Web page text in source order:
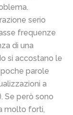
serio
frequenze
di una
si accostano le
parole
a
Se però sono
molto forti,